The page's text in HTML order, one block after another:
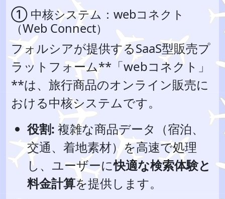
① 中核システム：webコネクト
（Web Connect）
フォルシアが提供するSaaS型販売プ
ラットフォーム**「webコネクト」
**は、旅行商品のオンライン販売に
おける中核システムです。
役割: 複雑な商品データ（宿泊、
交通、着地素材）を高速で処理
し、ユーザーに快適な検索体験と
料金計算を提供します。